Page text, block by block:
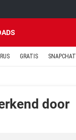
GRATIS SNAPCHAT
door